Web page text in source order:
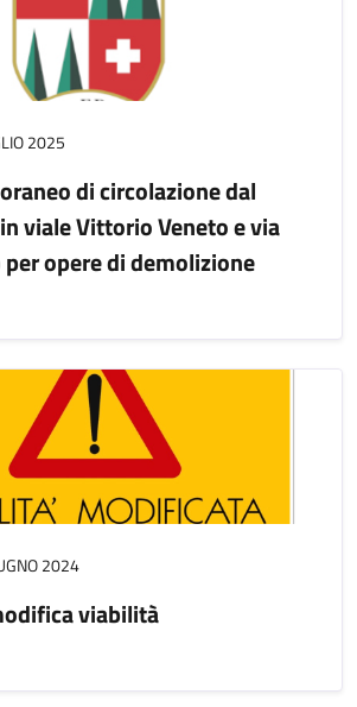
2025
di circolazione dal
viale Vittorio Veneto e via
per opere di demolizione
2024
viabilità